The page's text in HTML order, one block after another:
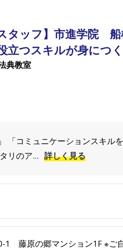
タッフ】市進学院
立つスキルが身につく
典教室
「コミュニケーションスキル
リのア... 詳しく見る
1 藤原の郷マンション1F ※ご